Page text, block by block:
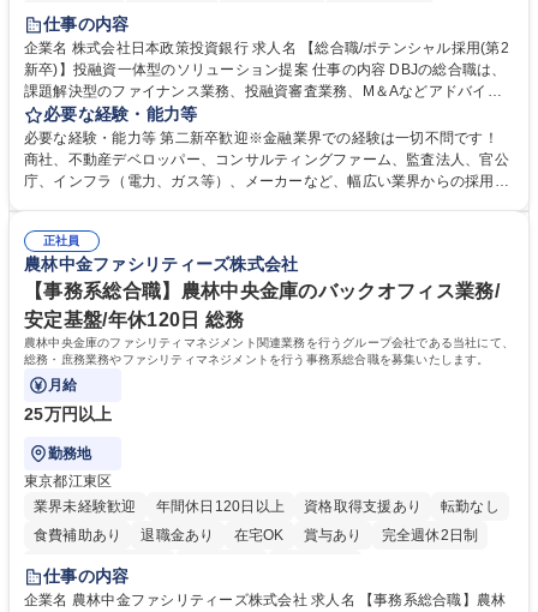
駅近5分以内
食事補助あり
託児所あり
仕事の内容
企業名 株式会社日本政策投資銀行 求人名 【総合職/ポテンシャル採用(第2
新卒)】投融資一体型のソリューション提案 仕事の内容 DBJの総合職は、
課題解決型のファイナンス業務、投融資審査業務、M＆Aなどアドバイザ
リー業務、地域戦略企画業務など、多様な業務に精通し、複数の専門性を
掛け合わせて広く社会に貢献していく職種です。 入社後は、横断的なロー
テーションを経て適性や専門性に応じたキャリアを形成していただきま
す。総合職として入社いただき、下記いずれかの部門でご活躍いただきま
ート・ナレッジ業務 ※それぞれの業務内容に関しては、別途その他労働条
件備考欄に記載 募集職種 【総合職/ポテンシャル採用(第2新卒)】投融資一
体型のソリューション提案
必要な経験・能力等
必要な経験・能力等 第二新卒歓迎※金融業界での経験は一切不問です！
商社、不動産デベロッパー、コンサルティングファーム、監査法人、官公
庁、インフラ（電力、ガス等）、メーカーなど、幅広い業界からの採用実
く高い志を併せもった人材を求めています。ポテンシャル採用（第2新
卒）では、金融業界での経験や知識を問いません。新たな時代を見据え
て、複雑化する社会課題の解決に向けて先鞭をつける役割を担いたい、と
いう気概をお持ちの方を心待ちにしています。 学歴・資格 学歴：大学院
大学 語学力： 資格：
正社員
農林中金ファシリティーズ株式会社
【事務系総合職】農林中央金庫のバックオフィス業務/
安定基盤/年休120日 総務
農林中央金庫のファシリティマネジメント関連業務を行うグループ会社である当社にて、
総務・庶務業務やファシリティマネジメントを行う事務系総合職を募集いたします。
月給
25万円以上
勤務地
東京都江東区
業界未経験歓迎
年間休日120日以上 資格取得支援あり
転勤なし
食費補助あり
退職金あり 在宅OK 賞与あり
完全週休2日制
インセンティブあり
仕事の内容
企業名 農林中金ファシリティーズ株式会社 求人名 【事務系総合職】農林